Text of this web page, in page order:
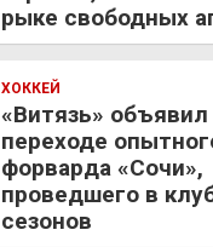
рыке свободных
ХОККЕЙ
«Витязь» объявил
переходе
форварда «Сочи»,
проведшего в
сезонов